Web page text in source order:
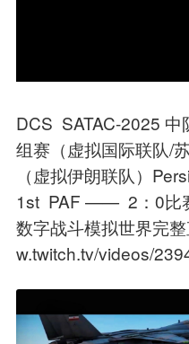
DCS SATAC-2025 中
组赛（虚拟国际联队/
（虚拟伊朗联队）
1st PAF —— 2：0比
数字战斗模拟世界完
w.twitch.tv/videos/